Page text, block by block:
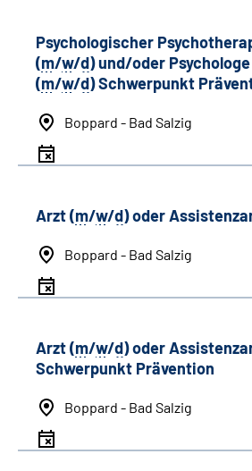
Psychologischer
(m/w/d) und/oder Psychologe
(m/w/d) Schwerpunkt
Boppard - Bad Salzig
Arzt (m/w/d) oder
Boppard - Bad Salzig
Arzt (m/w/d) oder
Schwerpunkt Prävention
Boppard - Bad Salzig